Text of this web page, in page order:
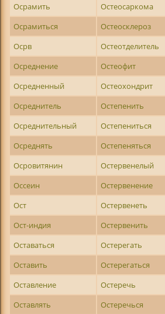
Осрамить
Остеосаркома
Осрамиться
Остеосклероз
Осрв
Остеотделитель
Осреднение
Остеофит
Осредненный
Остеохондрит
Осреднитель
Остепенить
Осреднительный
Остепениться
Осреднять
Остепеняться
Осровитянин
Остервенелый
Оссеин
Остервенение
Ост
Остервенеть
Ост-индия
Остервенить
Оставаться
Остерегать
Оставить
Остерегаться
Оставление
Остеречь
Оставлять
Остеречься